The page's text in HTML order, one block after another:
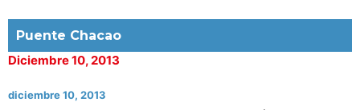
Puente Chacao
Diciembre 10, 2013
diciembre 10, 2013